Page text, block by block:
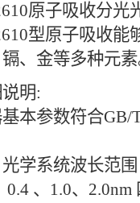
原子吸收分光
型原子吸收能
、金等多种元
明:
本参数符合GB/
学系统波长范
0.4 、1.0、